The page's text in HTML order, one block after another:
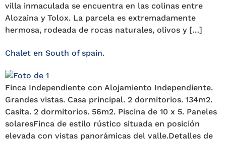
villa inmaculada se encuentra en las colinas entre
Alozaina y Tolox. La parcela es extremadamente
hermosa, rodeada de rocas naturales, olivos y […]
Chalet en South of spain.
Finca Independiente con Alojamiento Independiente.
Grandes vistas. Casa principal. 2 dormitorios. 134m2.
Casita. 2 dormitorios. 56m2. Piscina de 10 x 5. Paneles
solaresFinca de estilo rústico situada en posición
elevada con vistas panorámicas del valle.Detalles de